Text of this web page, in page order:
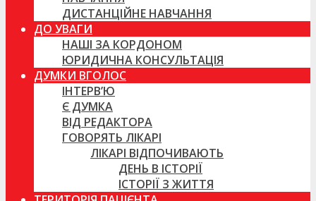
ДИСТАНЦІЙНЕ НАВЧАННЯ
ДО УВАГИ
НАШІ ЗА КОРДОНОМ
ЮРИДИЧНА КОНСУЛЬТАЦІЯ
ДУМКИ ВГОЛОС
ІНТЕРВ’Ю
Є ДУМКА
ВІД РЕДАКТОРА
ГОВОРЯТЬ ЛІКАРІ
ЛІКАРІ ВІДПОЧИВАЮТЬ
ДЕНЬ В ІСТОРІЇ
ІСТОРІЇ З ЖИТТЯ